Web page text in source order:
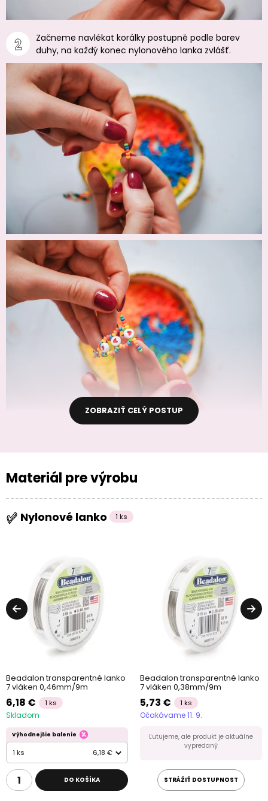
Začneme navlékat korálky postupně podle barev
duhy, na každý konec nylonového lanka zvlášť.
ZOBRAZIŤ CELÝ POSTUP
Materiál pre výrobu
Nylonové lanko 1 ks
Beadalon transparentné lanko
7 vláken 0,46mm/9m
6,18 € 1 ks
Skladom
Výhodnejšie balenie
1 ks 6,18 €
DO KOŠÍKA
Beadalon transparentné lanko
7 vláken 0,38mm/9m
5,73 € 1 ks
Očakávame 11. 9.
Ľutujeme, ale produkt je aktuálne
vypredaný
STRÁŽIŤ DOSTUPNOST